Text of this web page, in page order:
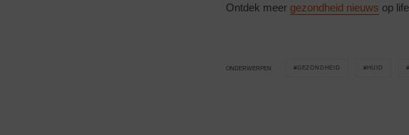
Ontdek meer gezondheid nieuws op
ONDERWERPEN GEZONDHEID HUID